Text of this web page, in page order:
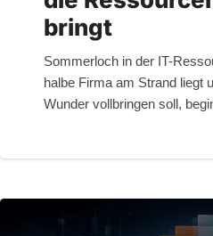
bringt
Sommerloch in der IT-
halbe Firma am Strand liegt
Wunder vollbringen soll,